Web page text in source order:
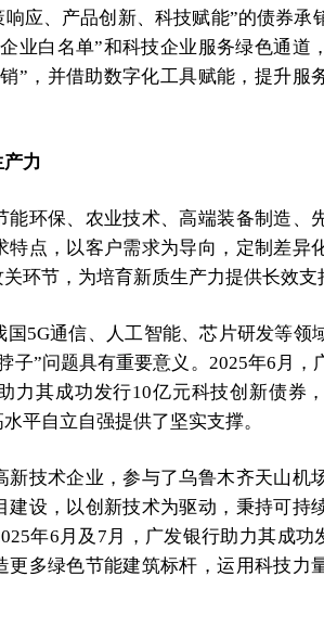
应、产品创新、科技赋能”的债券承
业白名单”和科技企业服务绿色通道
”，并借助数字化工具赋能，提升服
力
能环保、农业技术、高端装备制造、
特点，以客户需求为导向，定制差异
环节，为培育新质生产力提供长效支
5G通信、人工智能、芯片研发等领
子”问题具有重要意义。2025年6月，
力其成功发行10亿元科技创新债券
平自立自强提供了坚实支撑。
新技术企业，参与了乌鲁木齐天山机
设，以创新技术为驱动，秉持可持
年6月及7月，广发银行助力其成功
更多绿色节能建筑标杆，运用科技力